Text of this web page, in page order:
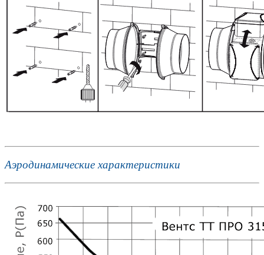
Аэродинамические характеристики